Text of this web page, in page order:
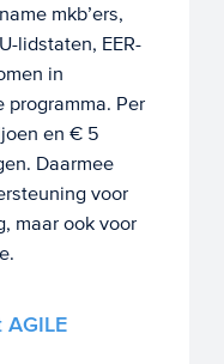
mkb’ers,
lidstaten, EER-
in
programma. Per
en € 5
Daarmee
voor
maar ook voor